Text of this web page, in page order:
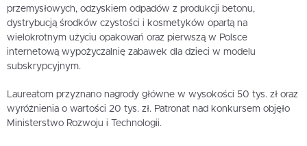
przemysłowych, odzyskiem odpadów z produkcji betonu,
dystrybucją środków czystości i kosmetyków opartą na
wielokrotnym użyciu opakowań oraz pierwszą w Polsce
internetową wypożyczalnię zabawek dla dzieci w modelu
subskrypcyjnym.
Laureatom przyznano nagrody główne w wysokości 50 tys. zł oraz
wyróżnienia o wartości 20 tys. zł. Patronat nad konkursem objęło
Ministerstwo Rozwoju i Technologii.